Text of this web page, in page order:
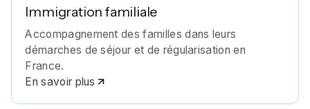
Immigration familiale
Accompagnement des familles dans leurs
démarches de séjour et de régularisation en
France.
En savoir plus